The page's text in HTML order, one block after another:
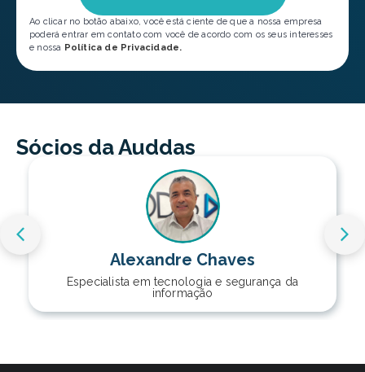
Ao clicar no botão abaixo, você está ciente de que a nossa empresa
poderá entrar em contato com você de acordo com os seus interesses
e nossa Política de Privacidade.
Sócios da Auddas
Alexandre Chaves
Especialista em tecnologia e segurança da
informação